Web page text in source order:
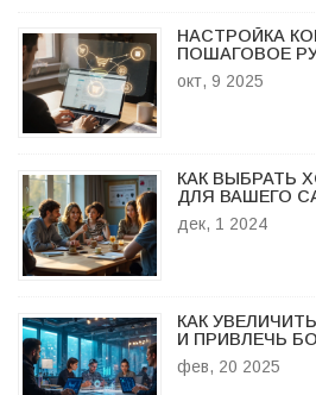
НАСТРОЙКА
ПОШАГОВОЕ
окт, 9 2025
КАК ВЫБРАТЬ
ДЛЯ ВАШЕГО
РАЗЛИЧИЯ
дек, 1 2024
КАК
И ПРИВЛЕЧЬ
фев, 20 2025